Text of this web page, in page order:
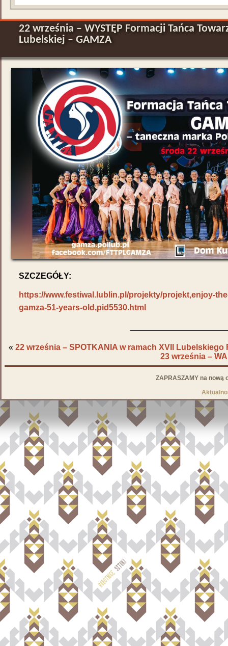
22 września – WYSTĘP Formacji Tańca
Lubelskiej – GAMZA
SZCZEGÓŁY:
https://www.festiwal.lublin.pl/projekty/projekt,enjoy-
gamza-51-years-old,pid5530.html
« 22 września – SPOTKANIA w ramach XVII
23 września –
ZAPRASZAMY na